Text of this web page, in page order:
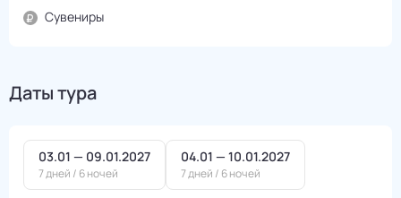
Сувениры
Даты тура
03.01 — 09.01.2027
7 дней / 6 ночей
04.01 — 10.01.2027
7 дней / 6 ночей